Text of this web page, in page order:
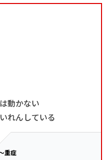
動かない
れんしている
重症